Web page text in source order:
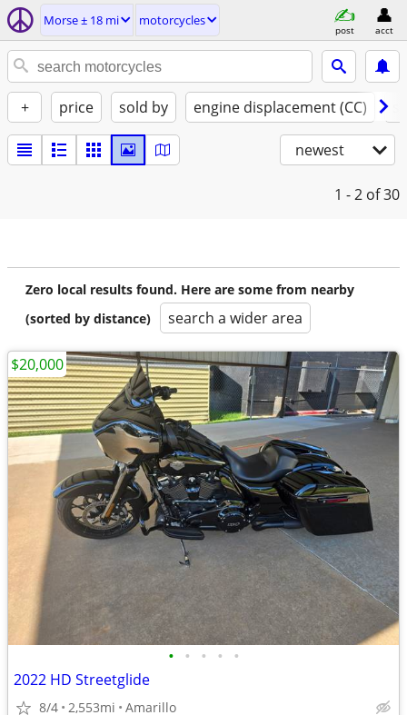
Morse ± 18 mi motorcycles
post acct
+ price sold by engine displacement (CC)
newest
1 - 2 of 30
Zero local results found. Here are some from nearby
(sorted by distance)
search a wider area
• • • • •
2022 HD Streetglide
8/4 2,553mi Amarillo
$20,000